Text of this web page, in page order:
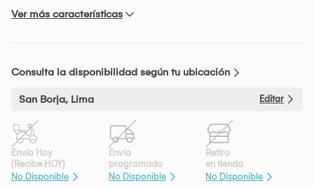
Ver más características
Consulta la disponibilidad según tu ubicación
San Borja, Lima Editar
Envío Hoy
(Recibe HOY)
No Disponible
Envío
programado
No Disponible
Retiro
en tienda
No Disponible